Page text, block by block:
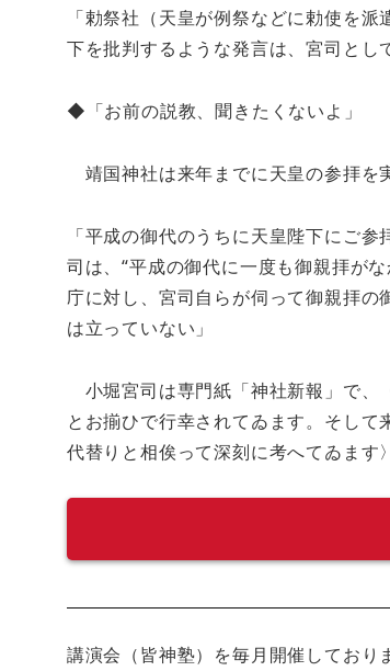
「勅祭社（天皇が例祭などに勅使を
下を批判するような発言は、宮司とし
◆「お前の説教、聞きたくないよ」
靖国神社は来年までに天皇の参拝を
「平成の御代のうちに天皇陛下にご
司は、“平成の御代に一度も御親拝が
庁に対し、宮司自らが伺って御親拝
は立っていない」
小堀宮司は専門紙「神社新報」で、
とお揃ひで行幸されてゐます。そし
代替りと相俟って深刻に考へてゐます
講演会（皆神塾）を毎月開催してお